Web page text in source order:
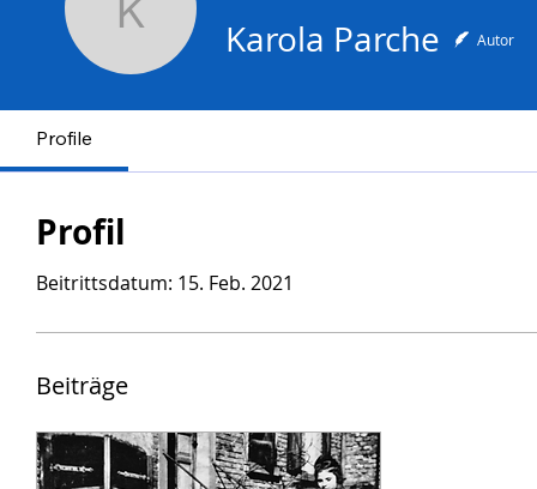
Karola Parche
Karola Parche Autor
Profile
Profil
Beitrittsdatum: 15. Feb. 2021
Beiträge